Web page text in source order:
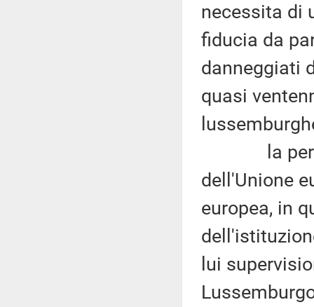
necessita di
fiducia da
danneggiati
quasi
la
dell'Unione
europea, in
lui